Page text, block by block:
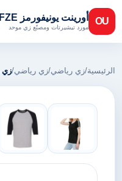
OU أورينت يونيفورمز FZE
مورد تيشيرتات ومصنّع زي موحد
الرئيسية/زي رياضي/زي رياضي/زي